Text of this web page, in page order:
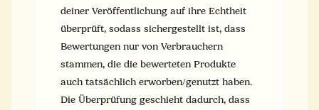
deiner Veröffentlichung auf ihre Echtheit
überprüft, sodass sichergestellt ist, dass
Bewertungen nur von Verbrauchern
stammen, die die bewerteten Produkte
auch tatsächlich erworben/genutzt haben.
Die Überprüfung geschieht dadurch, dass